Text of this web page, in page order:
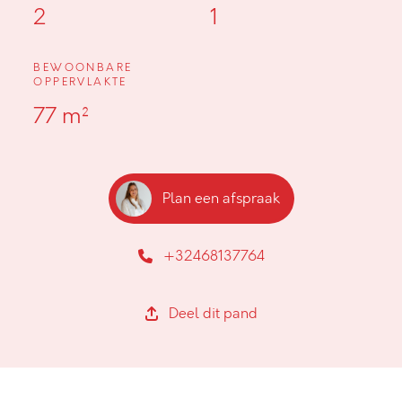
2 1
BEWOONBARE
OPPERVLAKTE
77 m²
Plan een afspraak
+32468137764
Deel dit pand